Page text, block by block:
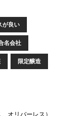
が良い
名会社
限定醸造
オリバーレス）